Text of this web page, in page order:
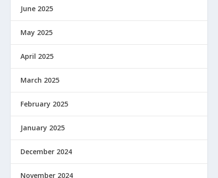
June 2025
May 2025
April 2025
March 2025
February 2025
January 2025
December 2024
November 2024